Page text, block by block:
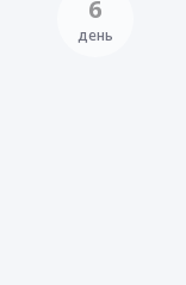
6
день